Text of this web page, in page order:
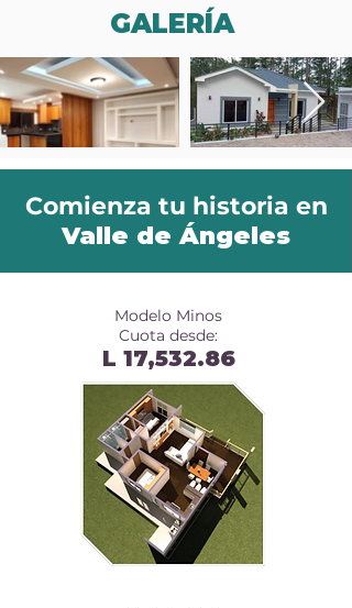
GALERÍA
Comienza tu historia en
Valle de Ángeles
NUNCA FUE TAN FÁCIL ELEGIR UN INFLUENCER
Modelo Minos
Cuota desde:
L 17,532.86